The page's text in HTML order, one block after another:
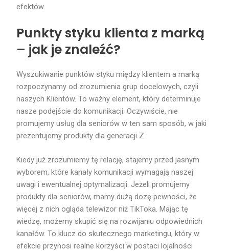
efektów.
Punkty styku klienta z marką
– jak je znaleźć?
Wyszukiwanie punktów styku między klientem a marką
rozpoczynamy od zrozumienia grup docelowych, czyli
naszych Klientów. To ważny element, który determinuje
nasze podejście do komunikacji. Oczywiście, nie
promujemy usług dla seniorów w ten sam sposób, w jaki
prezentujemy produkty dla generacji Z.
Kiedy już zrozumiemy tę relację, stajemy przed jasnym
wyborem, które kanały komunikacji wymagają naszej
uwagi i ewentualnej optymalizacji. Jeżeli promujemy
produkty dla seniorów, mamy dużą dozę pewności, że
więcej z nich ogląda telewizor niż TikToka. Mając tę
wiedzę, możemy skupić się na rozwijaniu odpowiednich
kanałów. To klucz do skutecznego marketingu, który w
efekcie przynosi realne korzyści w postaci lojalności